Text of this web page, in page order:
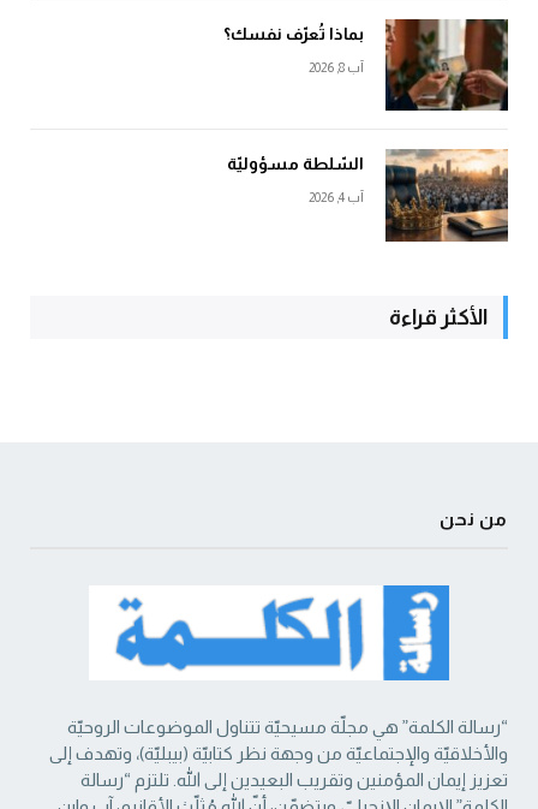
بماذا تُعرّف نفسك؟
آب 8, 2026
السّلطة مسؤوليّة
آب 4, 2026
الأكثر قراءة
من نحن
“رسالة الكلمة” هي مجلّة مسيحيّة تتناول الموضوعات الروحيّة
والأخلاقيّة والإجتماعيّة من ‏وجهة نظر كتابيّة (بيبليّة)، وتهدف إلى
تعزيز إيمان المؤمنين وتقريب البعيدين إلى الله. تلتزم “رسالة